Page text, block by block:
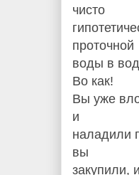
чисто
проточной
воды в
Во как!
Вы уже
и
наладили
вы
закупили,